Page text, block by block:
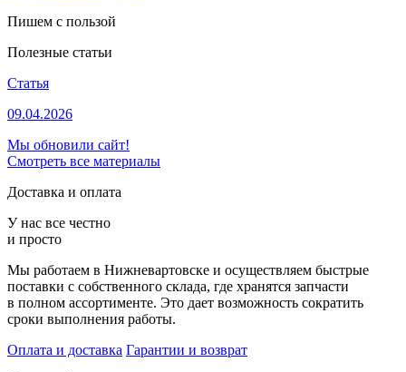
Пишем с пользой
Полезные статьи
Статья
09.04.2026
Мы обновили сайт!
Смотреть все материалы
Доставка и оплата
У нас все честно
и просто
Мы работаем в Нижневартовске и осуществляем быстрые
поставки с собственного склада, где хранятся запчасти
в полном ассортименте. Это дает возможность сократить
сроки выполнения работы.
Оплата и доставка Гарантии и возврат